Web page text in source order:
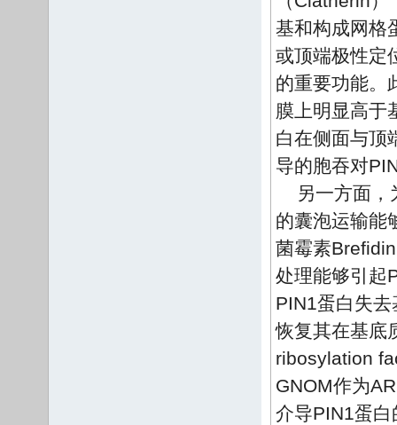
基和构成网格
或顶端极性定
的重要功能。
膜上明显高于
白在侧面与顶
导的胞吞对
另一方面
的囊泡运输能
菌霉素
处理能够引起
PIN1蛋白失
恢复其在基底
ribosylation
GNOM作为
介导PIN1蛋